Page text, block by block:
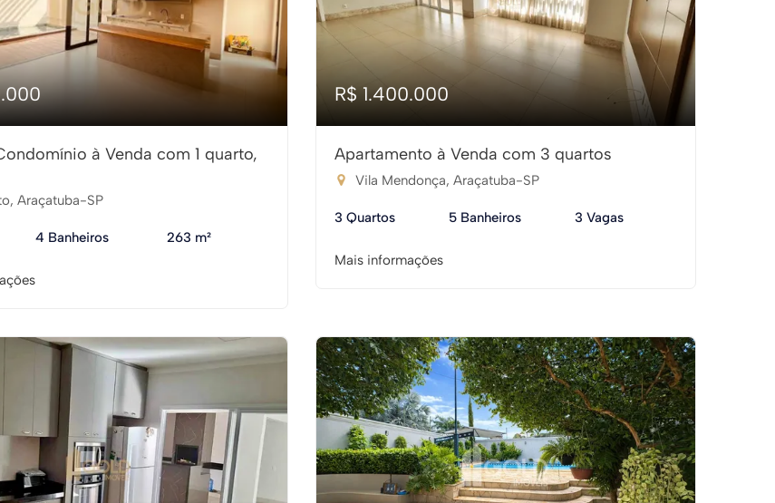
à Venda com 1 quarto,
Araçatuba-SP
4 Banheiros 263 m²
R$ 1.400.000
Apartamento à Venda com 3 quartos
Vila Mendonça, Araçatuba-SP
3 Quartos 5 Banheiros 3 Vagas
Mais informações